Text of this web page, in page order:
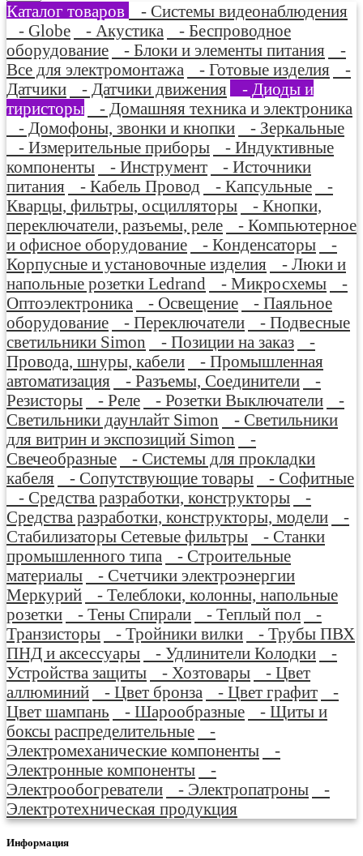
Каталог товаров
- Системы видеонаблюдения
- Globe
- Акустика
- Беспроводное
оборудование
- Блоки и элементы питания
-
Все для электромонтажа
- Готовые изделия
-
Датчики
- Датчики движения
- Диоды и
тиристоры
- Домашняя техника и электроника
- Домофоны, звонки и кнопки
- Зеркальные
- Измерительные приборы
- Индуктивные
компоненты
- Инструмент
- Источники
питания
- Кабель Провод - Капсульные
-
Кварцы, фильтры, осцилляторы
- Кнопки,
переключатели, разъемы, реле
- Компьютерное
и офисное оборудование
- Конденсаторы
-
Корпусные и установочные изделия
- Люки и
напольные розетки Ledrand
- Микросхемы
-
Оптоэлектроника
- Освещение
- Паяльное
оборудование
- Переключатели
- Подвесные
светильники Simon
- Позиции на заказ
-
Провода, шнуры, кабели
- Промышленная
автоматизация
- Разъемы, Соединители
-
Резисторы
- Реле - Розетки Выключатели
-
Светильники даунлайт Simon
- Светильники
для витрин и экспозиций Simon
-
Свечеобразные
- Системы для прокладки
кабеля
- Сопутствующие товары
- Софитные
- Средства разработки, конструкторы
-
Средства разработки, конструкторы, модели
-
Стабилизаторы Сетевые фильтры
- Станки
промышленного типа
- Строительные
материалы
- Счетчики электроэнергии
Меркурий
- Телеблоки, колонны, напольные
розетки
- Тены Спирали - Теплый пол
-
Транзисторы
- Тройники вилки
- Трубы ПВХ
ПНД и аксессуары
- Удлинители Колодки
-
Устройства защиты
- Хозтовары
- Цвет
аллюминий
- Цвет бронза - Цвет графит
-
Цвет шампань
- Шарообразные
- Щиты и
боксы распределительные
-
Электромеханические компоненты
-
Электронные компоненты
-
Электрообогреватели
- Электропатроны
-
Электротехническая продукция
Информация